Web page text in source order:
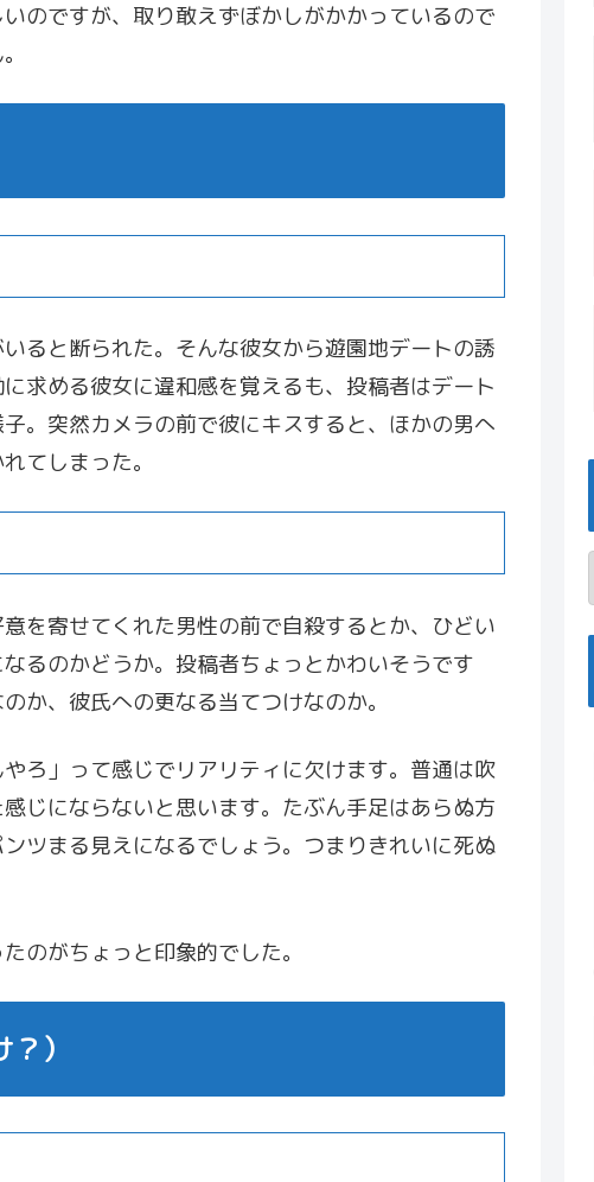
のですが、取り敢えずぼかしがかかっているので
ると断られた。そんな彼女から遊園地デートの誘
求める彼女に違和感を覚えるも、投稿者はデート
。突然カメラの前で彼にキスすると、ほかの男へ
てしまった。
を寄せてくれた男性の前で自殺するとか、ひどい
るのかどうか。投稿者ちょっとかわいそうです
か、彼氏への更なる当てつけなのか。
ろ」って感じでリアリティに欠けます。普通は吹
じにならないと思います。たぶん手足はあらぬ方
ツまる見えになるでしょう。つまりきれいに死ぬ
のがちょっと印象的でした。
）